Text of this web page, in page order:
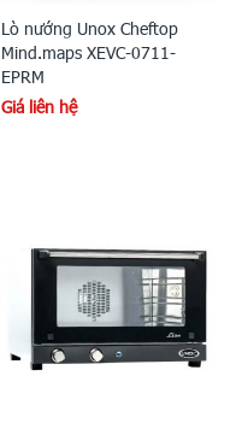
Lò nướng Unox Cheftop
Mind.maps XEVC-0711-
EPRM
Giá liên hệ